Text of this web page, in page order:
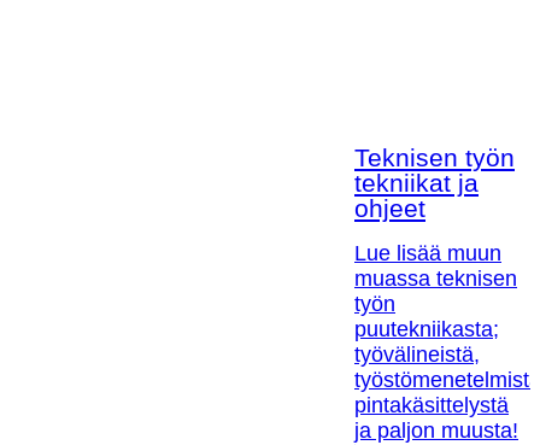
Teknisen työn
tekniikat ja
ohjeet
Lue lisää muun
muassa teknisen
työn
puutekniikasta;
työvälineistä,
pintakäsittelystä
ja paljon muusta!